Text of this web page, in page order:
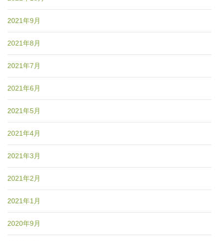
2021年9月
2021年8月
2021年7月
2021年6月
2021年5月
2021年4月
2021年3月
2021年2月
2021年1月
2020年9月